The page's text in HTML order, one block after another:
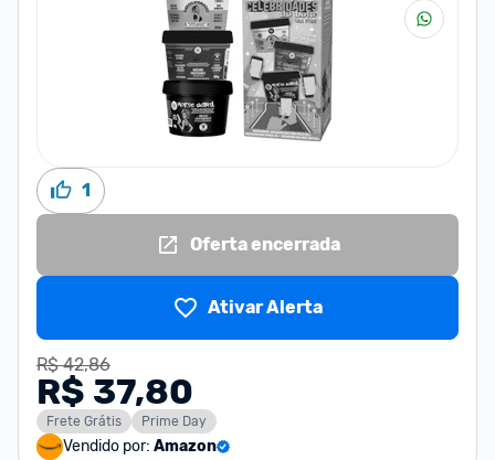
1
Oferta encerrada
Ativar Alerta
R$ 42,86
R$ 37,80
Frete Grátis Prime Day
Vendido por: Amazon